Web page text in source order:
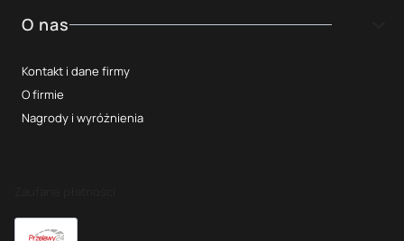
O nas
Kontakt i dane firmy
O firmie
Nagrody i wyróżnienia